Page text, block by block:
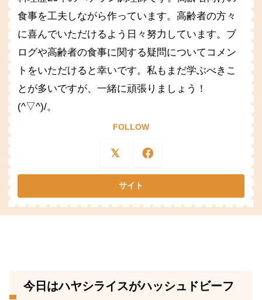
食事を工夫しながら作っています。高齢者の方々
に喜んでいただけるよう日々努力しています。ブ
ログや高齢者の食事に関する疑問についてコメン
トをいただけると幸いです。私もまだ学ぶべきこ
とが多いですが、一緒に頑張りましょう！
(^▽^)/。
FOLLOW
今日はハヤシライスがハッシュドビーフ